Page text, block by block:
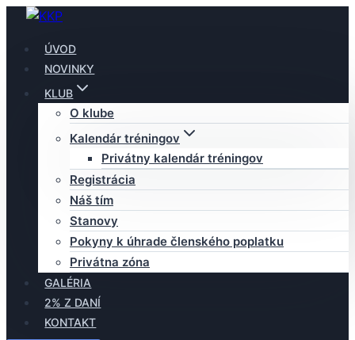
Skip
contentÚVOD
NOVINKY
KLUB
O klube
Kalendár tréningov
Privátny kalendár tréningov
Registrácia
Náš tím
Stanovy
Pokyny k úhrade členského poplatku
Privátna zóna
GALÉRIA
2% Z DANÍ
KONTAKT